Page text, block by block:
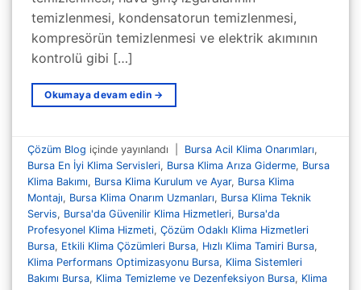
temizlenmesi, kondensatorun temizlenmesi,
kompresörün temizlenmesi ve elektrik akımının
kontrolü gibi […]
Okumaya devam edin →
Çözüm Blog içinde yayınlandı Bursa Acil Klima Onarımları,
Bursa En İyi Klima Servisleri, Bursa Klima Arıza Giderme, Bursa
Klima Bakımı, Bursa Klima Kurulum ve Ayar, Bursa Klima
Montajı, Bursa Klima Onarım Uzmanları, Bursa Klima Teknik
Servis, Bursa'da Güvenilir Klima Hizmetleri, Bursa'da
Profesyonel Klima Hizmeti,Çözüm Odaklı Klima Hizmetleri
Bursa, Etkili Klima Çözümleri Bursa, Hızlı Klima Tamiri Bursa,
Klima Performans Optimizasyonu Bursa, Klima Sistemleri
Bakımı Bursa, Klima Temizleme ve Dezenfeksiyon Bursa, Klima